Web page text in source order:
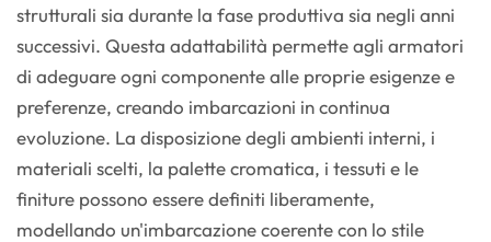
strutturali sia durante la fase produttiva sia negli anni
successivi. Questa adattabilità permette agli armatori
di adeguare ogni componente alle proprie esigenze e
preferenze, creando imbarcazioni in continua
evoluzione. La disposizione degli ambienti interni, i
materiali scelti, la palette cromatica, i tessuti e le
finiture possono essere definiti liberamente,
modellando un'imbarcazione coerente con lo stile